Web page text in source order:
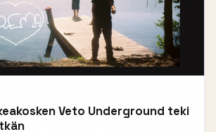
Veto Underground teki